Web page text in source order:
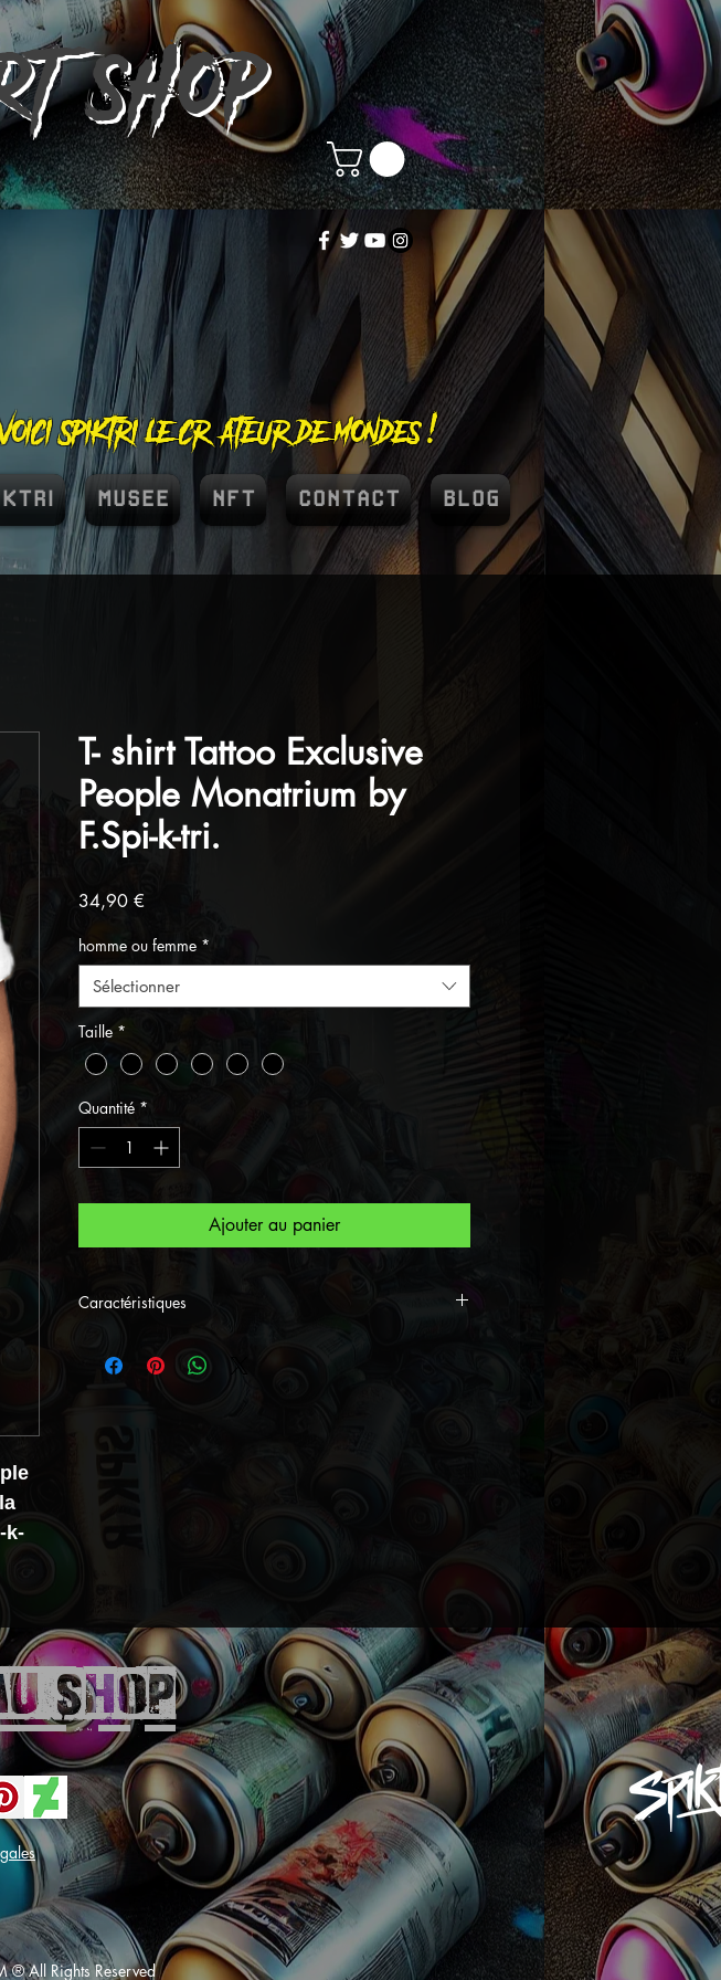
SHOP
Spiktri le créateur de mondes !
MUSEE NFT CONTACT BLOG
k-
T- shirt Tattoo Exclusive
People Monatrium by
F.Spi-k-tri.
34,90 €
homme ou femme *
Sélectionner
Taille *
Quantité *
Ajouter au panier
Caractéristiques
désigné par le Street Artist Spiktri.
Prenez votre taille habituelle,
100% Coton biologique lavable en
machine à 30°
Le t-shirt Exclusive People est l'alternativebio
et tendanceau t-shirt classique. Tissu tout
doux, 100% coton biologique, coupe ajustée
et large choix de coloris, il a été conçu pour
que vous puissiez exprimer votre style !
SHOP
® All Rights Reserved